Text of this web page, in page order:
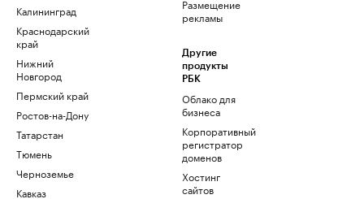
Калининград
Краснодарский
край
Нижний
Новгород
Пермский край
Ростов-на-Дону
Татарстан
Тюмень
Черноземье
Кавказ
Размещение
рекламы
Другие
продукты
РБК
Облако для
бизнеса
Корпоративный
регистратор
доменов
Хостинг
сайтов